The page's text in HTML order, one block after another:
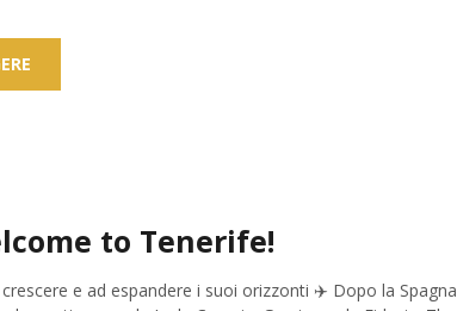
to Tenerife!
e ad espandere i suoi orizzonti ✈️ Dopo la